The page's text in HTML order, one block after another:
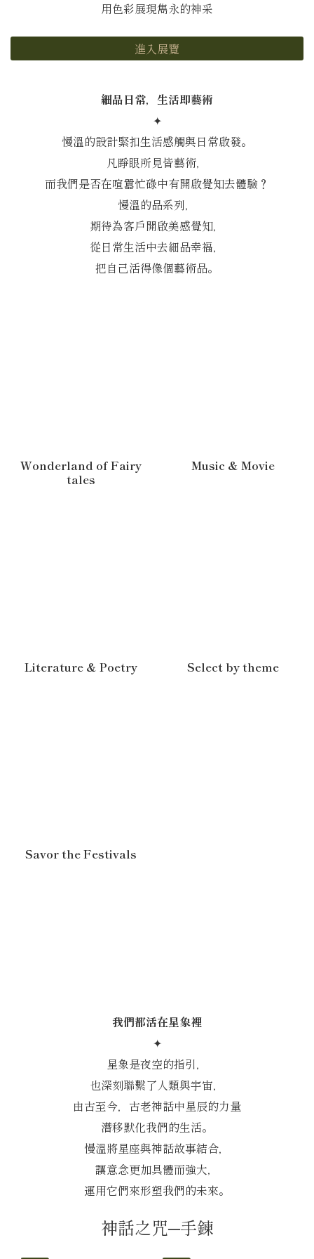
用色彩展現雋永的神采
進入展覽
細品日常，生活即藝術
✦
慢溫的設計緊扣生活感觸與日常啟發。
凡睜眼所見皆藝術，
而我們是否在喧囂忙碌中有開啟覺知去體驗？
慢溫的品系列，
期待為客戶開啟美感覺知，
從日常生活中去細品幸福，
把自己活得像個藝術品。
Wonderland of Fairy
tales
Music & Movie
Literature & Poetry Select by theme
Savor the Festivals
我們都活在星象裡
✦
星象是夜空的指引，
也深刻聯繫了人類與宇宙，
由古至今，古老神話中星辰的力量
潛移默化我們的生活。
慢溫將星座與神話故事結合，
讓意念更加具體而強大，
運用它們來形塑我們的未來。
神話之咒─手鍊